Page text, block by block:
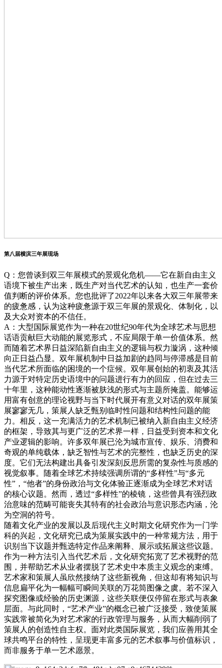
第八届横滨三年展现场
Q：您曾谈到双三年展模式的景观化危机——它在新自由主义
语境下被生产出来，既生产对当代艺术的认知，也生产一套价
值判断的评价体系。您也批评了2022年以来各大双三年展带来
的疲惫感，认为这种疲惫源于双三年展的景观化、体制化，以
及大众对资本的不信任。
A：大型国际展览作为一种在20世纪90年代为全球艺术与思想
话语贡献巨大动能的展览形式，不应局限于单一价值体系。然
而随着艺术界日益深陷新自由主义的逻辑与权力漩涡，这种倾
向正日益凸显。双年展机制中日益加剧的趋同与停滞感是目前
当代艺术所面临的困境的一个症候。双年展创始的初衷及其活
力源于对特定历史语境中的问题进行有力的回应，但在过去三
十年里，这种能动性逐渐被肤浅的形式与主题所掩盖。能够运
用富有创意的理论视野与当下时代展开有意义对话的双年展策
展寥寥无几，策展人缺乏甄别临时性问题和结构性问题的能
力。相反，这一充满活力的艺术机制已被纳入新自由主义经济
的框架，导致其与更广泛的艺术界一样，日益受到资本和文化
产业逻辑的影响。许多双年展已沦为城市宣传、娱乐、消费和
奇观的单纯载体，缺乏智性与艺术的完整性，也缺乏历史的深
度。它们无法构建出具备引发深刻反思所需的复杂性与质感的
视觉叙事。随着全球艺术持续强调所谓的“多样性”与“多元
性”，“他者”的身份政治与文化体验正逐渐成为全球艺术对话
的核心议题。然而，透过“多样性”的棱镜，这些曾具有强烈政
治意味的范畴可能丧失其特有的社会政治与意识形态内涵，沦
为空洞的符号。
随着文化产业的发展以及后现代主义时期文化研究作为一门学
科的兴起，文化研究已成为策展实践中的一种常规方法，用于
识别当下议题并甄选特定作品来阐释、展示或拓展这些议题。
作为一种方法引入当代艺术后，文化研究拓宽了艺术视野的范
围，并帮助艺术从业者摆脱了艺术史中本质主义观念的束缚。
艺术家和策展人虽欣然接纳了这些新视角，但这却有将知识与
信息扁平化为一幅幅可瞬间关联的万花筒图像之虞。若不深入
探究图像或经验的历史渊源，这些关联便仅停留在形式与表象
层面。与此同时，“艺术产业”的概念已被广泛接受，致使策展
实践常被简化为对艺术家的行政管理与服务，从而大幅削弱了
策展人的创造性自主权。面对此类国际展览，我们应善用其全
球共鸣平台的特性，呈现更丰富多元的艺术叙事与价值标识，
而非服务于单一艺术愿景。